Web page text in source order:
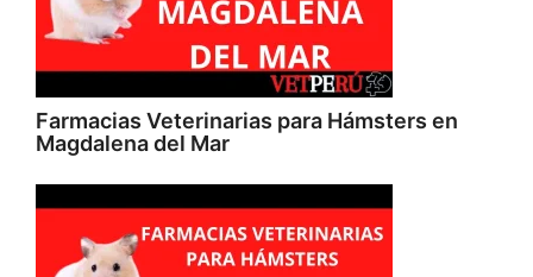
Farmacias Veterinarias para Hámsters en
Magdalena del Mar